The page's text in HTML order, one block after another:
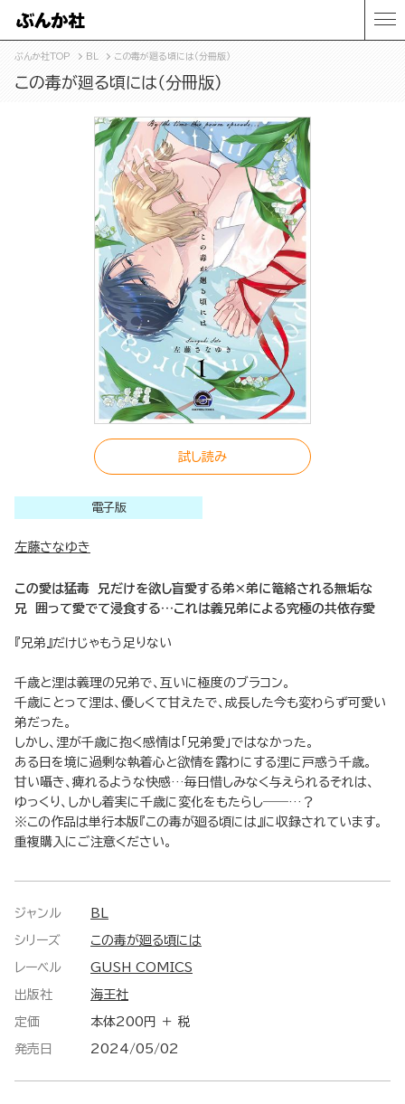
ぶんか社TOP BL この毒が廻る頃には（分冊版）
この毒が廻る頃には（分冊版）
試し読み
電子版
左藤さなゆき
この愛は猛毒 兄だけを欲し盲愛する弟×弟に篭絡される無垢な
兄 囲って愛でて浸食する…これは義兄弟による究極の共依存愛
『兄弟』だけじゃもう足りない
千歳と浬は義理の兄弟で、互いに極度のブラコン。
千歳にとって浬は、優しくて甘えたで、成長した今も変わらず可愛い
弟だった。
しかし、浬が千歳に抱く感情は「兄弟愛」ではなかった。
ある日を境に過剰な執着心と欲情を露わにする浬に戸惑う千歳。
甘い囁き、痺れるような快感…毎日惜しみなく与えられるそれは、
ゆっくり、しかし着実に千歳に変化をもたらし――…？
※この作品は単行本版『この毒が廻る頃には』に収録されています。
重複購入にご注意ください。
ジャンル BL
シリーズ この毒が廻る頃には
レーベル GUSH COMICS
出版社 海王社
定価 本体200円 ＋ 税
発売日 2024/05/02